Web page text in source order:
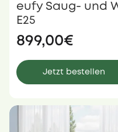
eufy Saug- und
E25
899,00€
Jetzt bestellen